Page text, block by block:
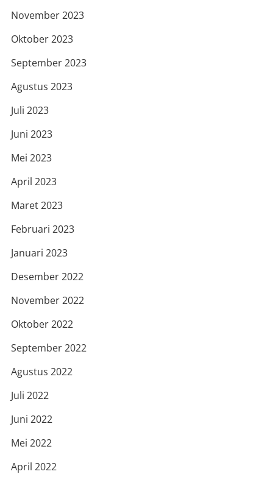
November 2023
Oktober 2023
September 2023
Agustus 2023
Juli 2023
Juni 2023
Mei 2023
April 2023
Maret 2023
Februari 2023
Januari 2023
Desember 2022
November 2022
Oktober 2022
September 2022
Agustus 2022
Juli 2022
Juni 2022
Mei 2022
April 2022